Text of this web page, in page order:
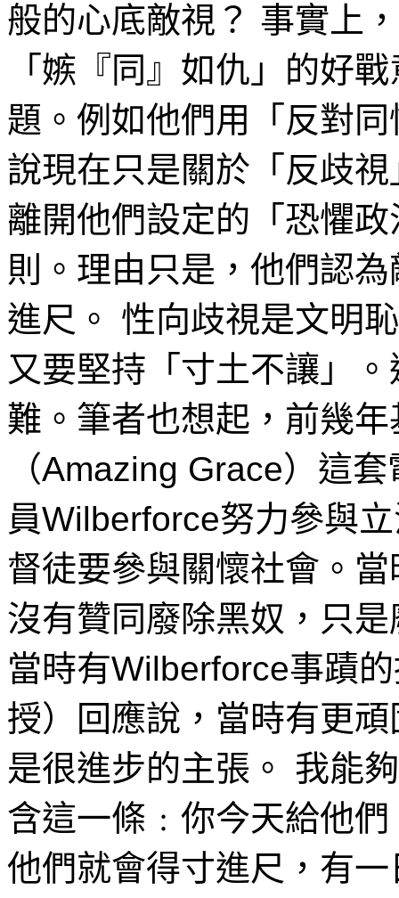
般的心底敵視？ 事實上
「嫉『同』如仇」的好
題。例如他們用「反對
說現在只是關於「反歧
離開他們設定的「恐懼
則。理由只是，他們認
進尺。 性向歧視是文明
又要堅持「寸土不讓」
難。筆者也想起，前幾
（Amazing Grace）這
員Wilberforce努力參與
督徒要參與關懷社會。
沒有贊同廢除黑奴，只
當時有Wilberforce事蹟
授）回應說，當時有更
是很進步的主張。 我能
含這一條﹕你今天給他
他們就會得寸進尺，有